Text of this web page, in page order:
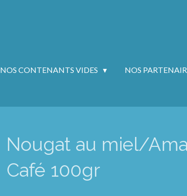
NOS CONTENANTS VIDES NOS
Nougat au miel/
Café 100gr